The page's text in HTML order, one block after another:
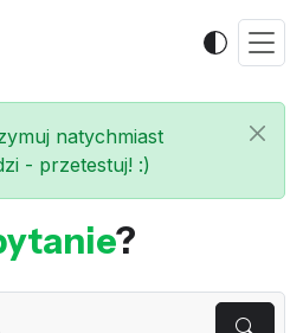
natychmiast
- przetestuj! :)
?